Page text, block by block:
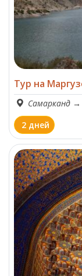
Тур на
Самарканд →
2 дней